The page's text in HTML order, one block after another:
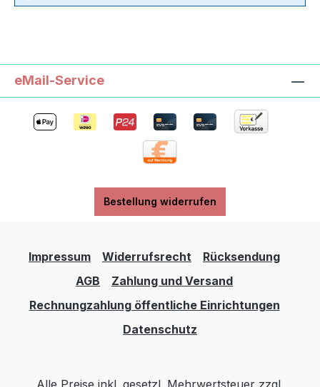
eMail-Service
Bestellung widerrufen
Impressum Widerrufsrecht
Rücksendung
AGB
Zahlung und Versand
Rechnungzahlung öffentliche Einrichtungen
Datenschutz
Alle Preise inkl. gesetzl. Mehrwertsteuer zzgl.